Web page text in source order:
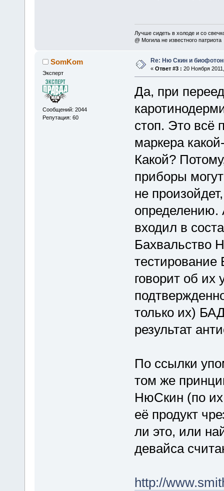
Лучше сидеть в холоде и со
@ Могила не известного патриота
SomKom
Эксперт
Сообщений: 2044
Репутация: 60
Re: Ню Скин и
« Ответ #3 : 20 Ноября
Да, при
стоп. Это всё
маркера
Какой?
приборы
не
определению.
входил в
Бахвальство
говорит об их
только их)
результат
По ссылки
том же
НюСкин (по их
её продукт
ли это, или
девайса
http://